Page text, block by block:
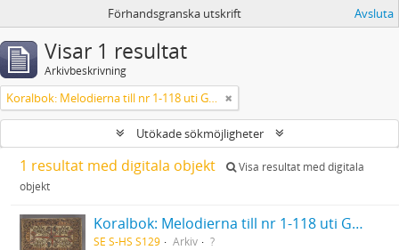
Förhandsgranska utskrift Avsluta
Visar 1 resultat
Arkivbeskrivning
Koralbok: Melodierna till nr 1-118 uti Gamla Psalmboken, enstämmigt satta
Utökade sökmöjligheter
1 resultat med digitala objekt
Visa resultat med digitala
objekt
Koralbok: Melodierna till nr 1-118 uti Gamla Psalmboken, enstämmigt satta
SE S-HS S129 Arkiv ?